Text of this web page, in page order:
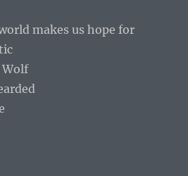
makes us hope for
Wolf